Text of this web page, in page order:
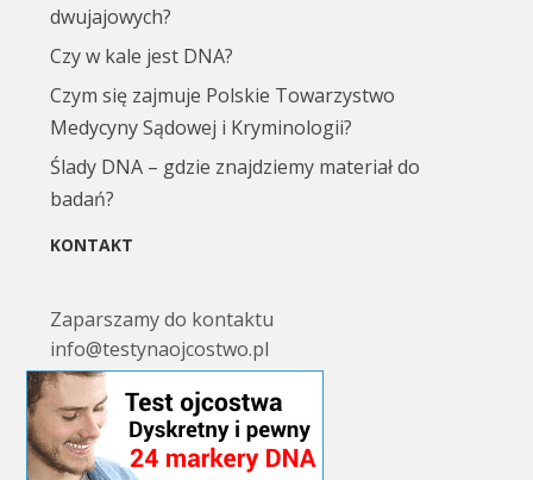
dwujajowych?
Czy w kale jest DNA?
Czym się zajmuje Polskie Towarzystwo
Medycyny Sądowej i Kryminologii?
Ślady DNA – gdzie znajdziemy materiał do
badań?
KONTAKT
Zaparszamy do kontaktu
info@testynaojcostwo.pl